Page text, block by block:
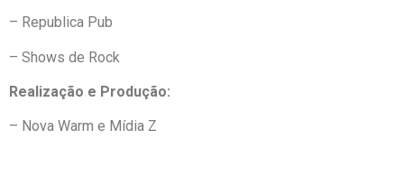
– Republica Pub
– Shows de Rock
Realização e Produção:
– Nova Warm e Mídia Z